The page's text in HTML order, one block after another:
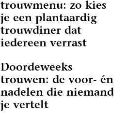
trouwmenu: zo kies
je een plantaardig
trouwdiner dat
iedereen verrast
Doordeweeks
trouwen: de voor- én
nadelen die niemand
je vertelt